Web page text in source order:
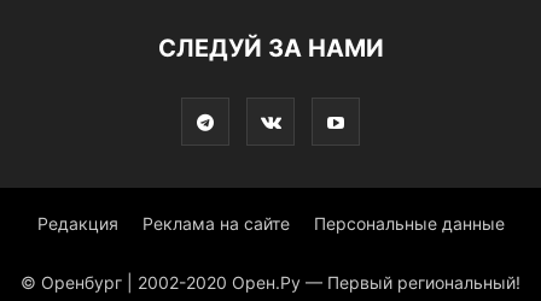
СЛЕДУЙ ЗА НАМИ
Редакция Реклама на сайте Персональные данные
© Оренбург | 2002-2020 Орен.Ру — Первый региональный!